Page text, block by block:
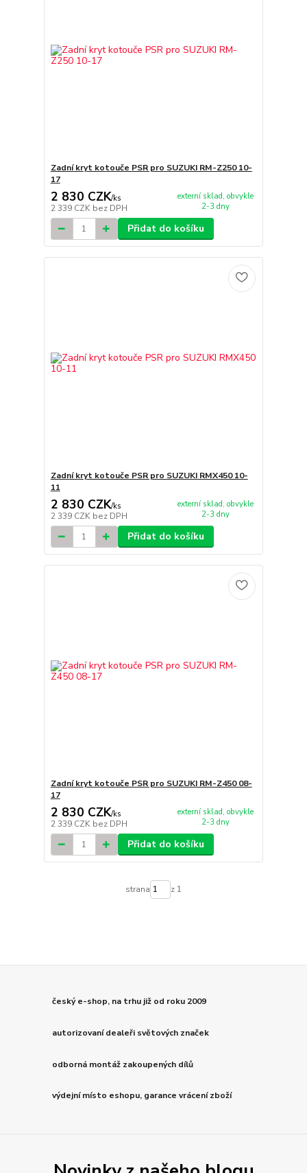
Zadní kryt kotouče PSR pro SUZUKI RM-Z250 10-
17
2 830 CZK/ks
2 339 CZK bez DPH
externí sklad, obvykle
2-3 dny
Přidat do košíku
Zadní kryt kotouče PSR pro SUZUKI RMX450 10-
11
2 830 CZK/ks
2 339 CZK bez DPH
externí sklad, obvykle
2-3 dny
Přidat do košíku
Zadní kryt kotouče PSR pro SUZUKI RM-Z450 08-
17
2 830 CZK/ks
2 339 CZK bez DPH
externí sklad, obvykle
2-3 dny
Přidat do košíku
strana z 1
český e-shop, na trhu již od roku 2009
autorizovaní dealeři světových značek
odborná montáž zakoupených dílů
výdejní místo eshopu, garance vrácení zboží